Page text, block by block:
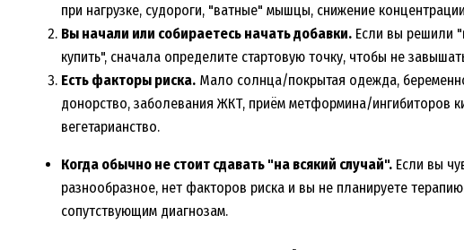
при нагрузке, судороги, "ватные" мышцы, снижение
Вы начали или собираетесь начать добавки. Если вы решили
купить", сначала определите стартовую точку, чтобы не
Есть факторы риска. Мало солнца/покрытая одежда,
донорство, заболевания ЖКТ, приём метформина/ингибиторов
вегетарианство.
Когда обычно не стоит сдавать "на всякий случай". Если вы
разнообразное, нет факторов риска и вы не планируете
сопутствующим диагнозам.